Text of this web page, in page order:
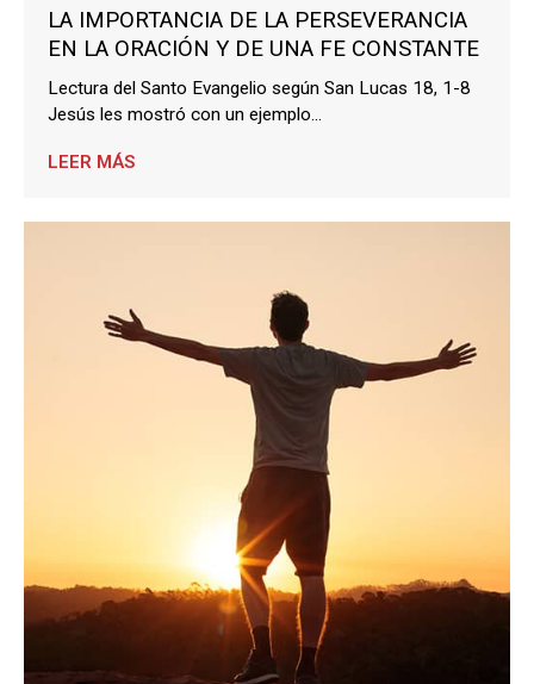
LA IMPORTANCIA DE LA PERSEVERANCIA
EN LA ORACIÓN Y DE UNA FE CONSTANTE
Lectura del Santo Evangelio según San Lucas 18, 1-8
Jesús les mostró con un ejemplo...
LEER MÁS